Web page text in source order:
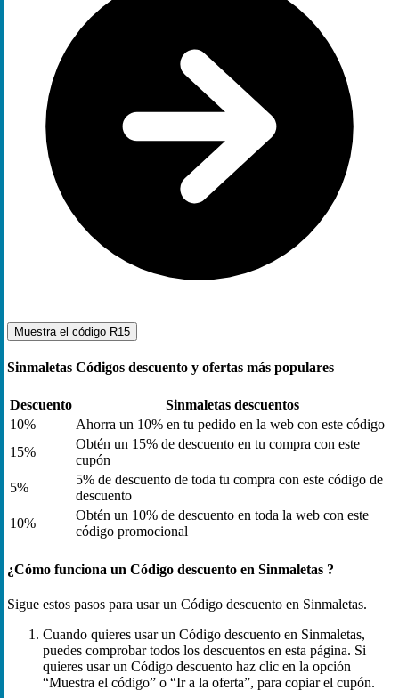
Muestra el código R15
Sinmaletas Códigos descuento y ofertas más populares
Descuento
Sinmaletas descuentos
10%
Ahorra un 10% en tu pedido en la web con este código
15%
Obtén un 15% de descuento en tu compra con este
cupón
5%
5% de descuento de toda tu compra con este código de
descuento
10%
Obtén un 10% de descuento en toda la web con este
código promocional
¿Cómo funciona un Código descuento en Sinmaletas ?
Sigue estos pasos para usar un Código descuento en Sinmaletas.
Cuando quieres usar un Código descuento en Sinmaletas,
puedes comprobar todos los descuentos en esta página. Si
quieres usar un Código descuento haz clic en la opción
“Muestra el código” o “Ir a la oferta”, para copiar el cupón.